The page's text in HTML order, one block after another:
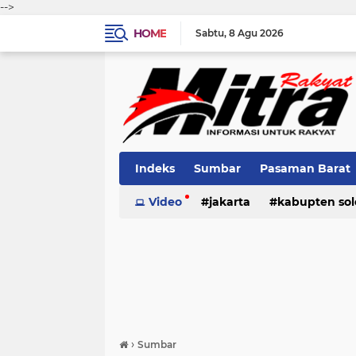
-->
HOME
Sabtu 8 Agu 2026
Indeks Sumbar Pasaman Barat
Pariaman Kota Solok Bank
Video jakarta kabupten
› Sumbar